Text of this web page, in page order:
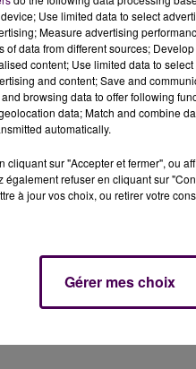
par les gendarmes
certains de leurs
lieu-dit Le Magasin sur la
à
d'être menées par
être annoncées.
Use limited data to select
Measure advertising
of data from different sources;
content; Use limited data to
and content; Save and
browsing data to offer following
data; Match and combine
automatically.
cliquant sur "Accepter et fermer", ou
également refuser en cliquant sur
à jour vos choix, ou retirer votre
Gérer mes choix